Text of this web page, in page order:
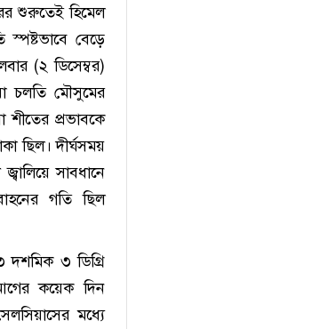
শুরুতেই হিমেল
বেড়ে
(২ ডিসেম্বর)
চলতি মৌসুমের
শীতের প্রভাবকে
ছিল। দীর্ঘসময়
সাবধানে
গতি ছিল
দশমিক ৩ ডিগ্রি
আগের কয়েক দিন
মধ্যে